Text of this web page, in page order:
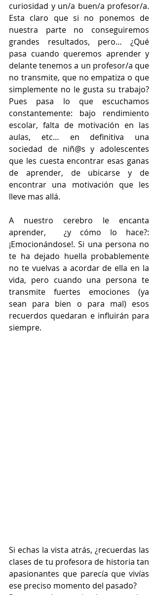
curiosidad y un/a buen/a profesor/a.
Esta claro que si no ponemos de
nuestra parte no conseguiremos
grandes resultados, pero… ¿Qué
pasa cuando queremos aprender y
delante tenemos a un profesor/a que
no transmite, que no empatiza o que
simplemente no le gusta su trabajo?
Pues pasa lo que escuchamos
constantemente: bajo rendimiento
escolar, falta de motivación en las
aulas, etc… en definitiva una
sociedad de niñ@s y adolescentes
que les cuesta encontrar esas ganas
de aprender, de ubicarse y de
encontrar una motivación que les
lleve mas allá.
A nuestro cerebro le encanta
aprender,  ¿y cómo lo hace?:
¡Emocionándose!. Si una persona no
te ha dejado huella probablemente
no te vuelvas a acordar de ella en la
vida, pero cuando una persona te
transmite fuertes emociones (ya
sean para bien o para mal) esos
recuerdos quedaran e influirán para
siempre.
Si echas la vista atrás, ¿recuerdas las
clases de tu profesora de historia tan
apasionantes que parecía que vivías
ese preciso momento del pasado?